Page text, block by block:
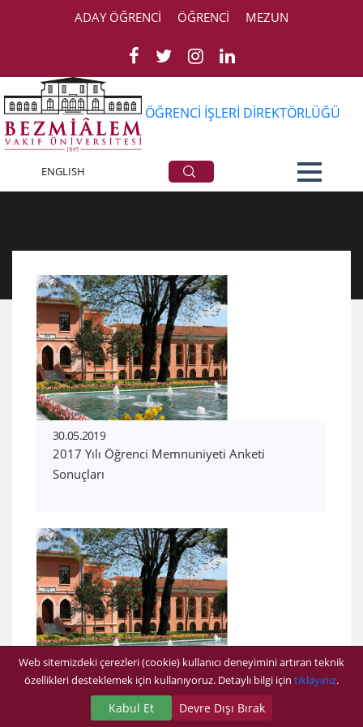
ADAY ÖĞRENCİ ÖĞRENCİ MEZUN
ÖĞRENCİ İŞLERİ DİREKTÖRLÜĞÜ
ENGLISH Haberler
30.05.2019
2017 Yılı Öğrenci Memnuniyeti Anketi
Sonuçları
28.05.2019
2019-2020 Eğitim Öğretim Yılı Kayıt Yenileme
Web sitemizdeki çerezleri (cookie) kullanıcı deneyimini artıran teknik
özellikleri desteklemek için kullanıyoruz. Detaylı bilgi için tıklayınız.
Kabul Et Devre Dışı Bırak